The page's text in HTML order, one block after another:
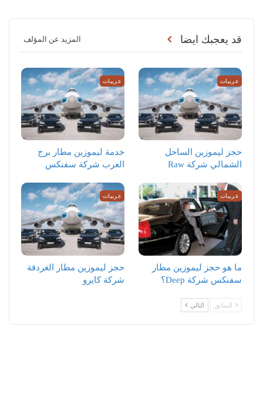
قد يعجبك ايضا المزيد عن المؤلف
عربيات
حجز ليموزين الساحل
الشمالي شركة Raw
عربيات
خدمة ليموزين مطار برج
العرب شركة سفنكس
عربيات
ما هو حجز ليموزين مطار
سفنكس شركة Deep؟
عربيات
حجز ليموزين مطار الغردقة
شركة كايرو
السابق التالي